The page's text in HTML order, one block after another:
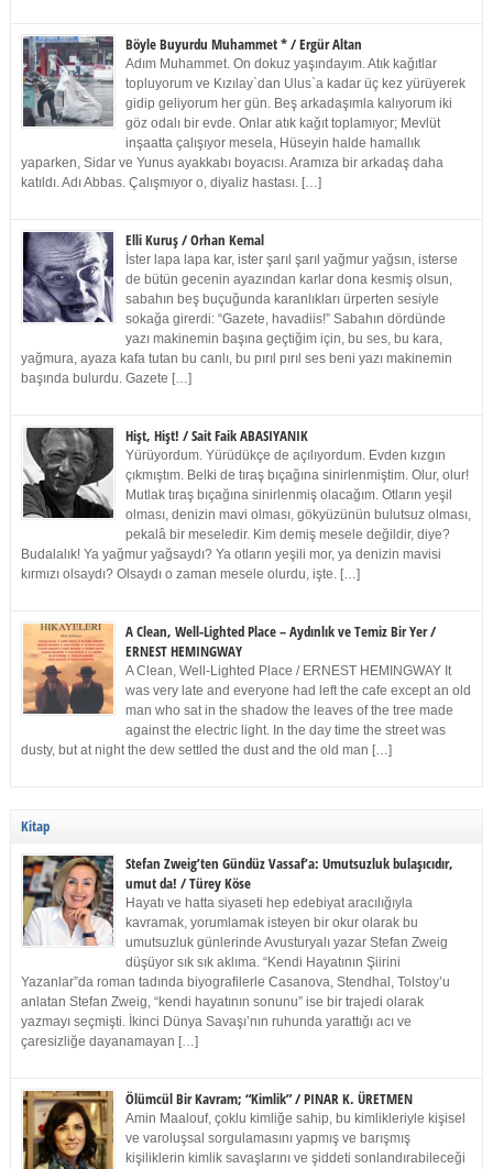
Böyle Buyurdu Muhammet * / Ergür Altan
Adım Muhammet. On dokuz yaşındayım. Atık kağıtlar
topluyorum ve Kızılay`dan Ulus`a kadar üç kez yürüyerek
gidip geliyorum her gün. Beş arkadaşımla kalıyorum iki
göz odalı bir evde. Onlar atık kağıt toplamıyor; Mevlüt
inşaatta çalışıyor mesela, Hüseyin halde hamallık
yaparken, Sidar ve Yunus ayakkabı boyacısı. Aramıza bir arkadaş daha
katıldı. Adı Abbas. Çalışmıyor o, diyaliz hastası. […]
Elli Kuruş / Orhan Kemal
İster lapa lapa kar, ister şarıl şarıl yağmur yağsın, isterse
de bütün gecenin ayazından karlar dona kesmiş olsun,
sabahın beş buçuğunda karanlıkları ürperten sesiyle
sokağa girerdi: “Gazete, havadiis!” Sabahın dördünde
yazı makinemin başına geçtiğim için, bu ses, bu kara,
yağmura, ayaza kafa tutan bu canlı, bu pırıl pırıl ses beni yazı makinemin
başında bulurdu. Gazete […]
Hişt, Hişt! / Sait Faik ABASIYANIK
Yürüyordum. Yürüdükçe de açılıyordum. Evden kızgın
çıkmıştım. Belki de tıraş bıçağına sinirlenmiştim. Olur, olur!
Mutlak tıraş bıçağına sinirlenmiş olacağım. Otların yeşil
olması, denizin mavi olması, gökyüzünün bulutsuz olması,
pekalâ bir meseledir. Kim demiş mesele değildir, diye?
Budalalık! Ya yağmur yağsaydı? Ya otların yeşili mor, ya denizin mavisi
kırmızı olsaydı? Olsaydı o zaman mesele olurdu, işte. […]
A Clean, Well-Lighted Place – Aydınlık ve Temiz Bir Yer /
ERNEST HEMINGWAY
A Clean, Well-Lighted Place / ERNEST HEMINGWAY It
was very late and everyone had left the cafe except an old
man who sat in the shadow the leaves of the tree made
against the electric light. In the day time the street was
dusty, but at night the dew settled the dust and the old man […]
Kitap
Stefan Zweig’ten Gündüz Vassaf’a: Umutsuzluk bulaşıcıdır,
umut da! / Türey Köse
Hayatı ve hatta siyaseti hep edebiyat aracılığıyla
kavramak, yorumlamak isteyen bir okur olarak bu
umutsuzluk günlerinde Avusturyalı yazar Stefan Zweig
düşüyor sık sık aklıma. “Kendi Hayatının Şiirini
Yazanlar”da roman tadında biyografilerle Casanova, Stendhal, Tolstoy’u
anlatan Stefan Zweig, “kendi hayatının sonunu” ise bir trajedi olarak
yazmayı seçmişti. İkinci Dünya Savaşı’nın ruhunda yarattığı acı ve
çaresizliğe dayanamayan […]
Ölümcül Bir Kavram; “Kimlik” / PINAR K. ÜRETMEN
Amin Maalouf, çoklu kimliğe sahip, bu kimlikleriyle kişisel
ve varoluşsal sorgulamasını yapmış ve barışmış
kişiliklerin kimlik savaşlarını ve şiddeti sonlandırabileceği